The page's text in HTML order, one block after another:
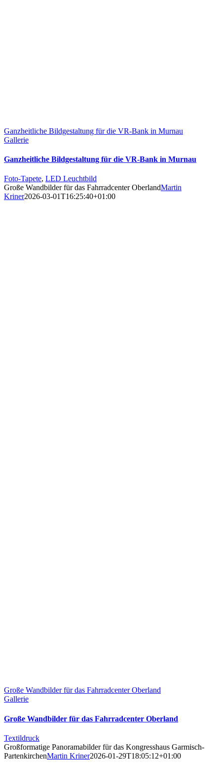
Ganzheitliche Bildgestaltung für die VR-Bank in Murnau
Gallerie
Ganzheitliche Bildgestaltung für die VR-Bank in Murnau
Foto-Tapete, LED Leuchtbild
Große Wandbilder für das Fahrradcenter OberlandMartin
Kriner2026-03-01T16:25:40+01:00
Große Wandbilder für das Fahrradcenter Oberland
Gallerie
Große Wandbilder für das Fahrradcenter Oberland
Textildruck
Großformatige Panoramabilder für das Kongresshaus Garmisch-
PartenkirchenMartin Kriner2026-01-29T18:05:12+01:00